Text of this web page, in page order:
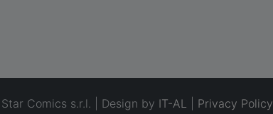
Comics s.r.l. | Design by IT-AL Privacy Policy